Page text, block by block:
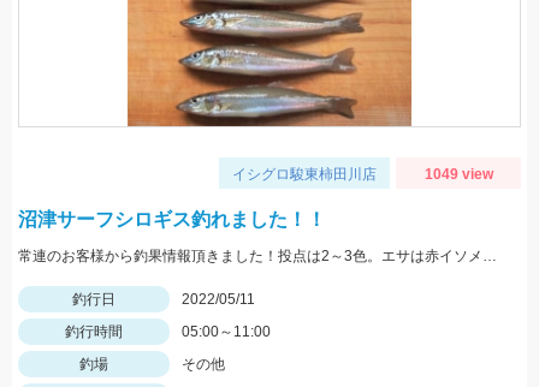
イシグロ駿東柿田川店 1049 view
沼津サーフシロギス釣れました！！
常連のお客様から釣果情報頂きました！投点は2～3色。エサは赤イソメを使用。
釣行日
2022/05/11
釣行時間
05:00～11:00
釣場
その他